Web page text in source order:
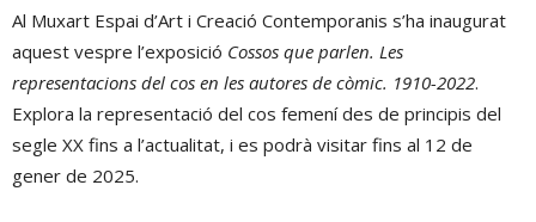
Al Muxart Espai d’Art i Creació Contemporanis s’ha inaugurat
aquest vespre l’exposició Cossos que parlen. Les
representacions del cos en les autores de còmic. 1910-2022.
Explora la representació del cos femení des de principis del
segle XX fins a l’actualitat, i es podrà visitar fins al 12 de
gener de 2025.